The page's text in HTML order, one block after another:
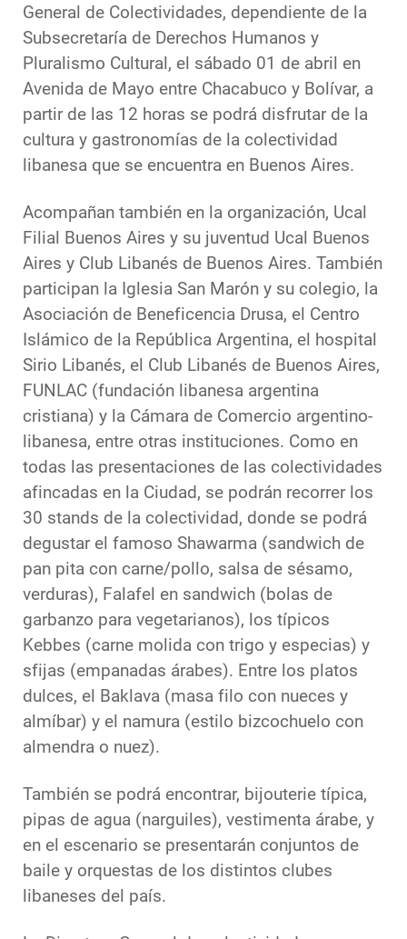
General de Colectividades, dependiente de la
Subsecretaría de Derechos Humanos y
Pluralismo Cultural, el sábado 01 de abril en
Avenida de Mayo entre Chacabuco y Bolívar, a
partir de las 12 horas se podrá disfrutar de la
cultura y gastronomías de la colectividad
libanesa que se encuentra en Buenos Aires.
Acompañan también en la organización, Ucal
Filial Buenos Aires y su juventud Ucal Buenos
Aires y Club Libanés de Buenos Aires. También
participan la Iglesia San Marón y su colegio, la
Asociación de Beneficencia Drusa, el Centro
Islámico de la República Argentina, el hospital
Sirio Libanés, el Club Libanés de Buenos Aires,
FUNLAC (fundación libanesa argentina
cristiana) y la Cámara de Comercio argentino-
libanesa, entre otras instituciones. Como en
todas las presentaciones de las colectividades
afincadas en la Ciudad, se podrán recorrer los
30 stands de la colectividad, donde se podrá
degustar el famoso Shawarma (sandwich de
pan pita con carne/pollo, salsa de sésamo,
verduras), Falafel en sandwich (bolas de
garbanzo para vegetarianos), los típicos
Kebbes (carne molida con trigo y especias) y
sfijas (empanadas árabes). Entre los platos
dulces, el Baklava (masa filo con nueces y
almíbar) y el namura (estilo bizcochuelo con
almendra o nuez).
También se podrá encontrar, bijouterie típica,
pipas de agua (narguiles), vestimenta árabe, y
en el escenario se presentarán conjuntos de
baile y orquestas de los distintos clubes
libaneses del país.